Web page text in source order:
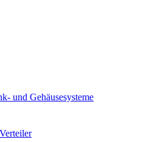
und Gehäusesysteme